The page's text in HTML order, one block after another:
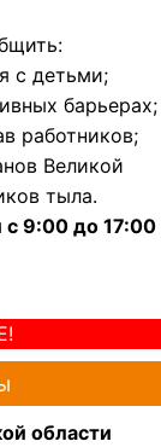
с детьми;
барьерах;
работников;
Великой
тыла.
с 9:00 до 17:00
области